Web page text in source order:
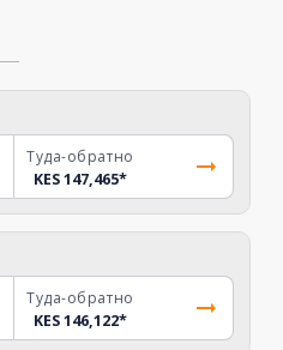
Туда-обратно
KES 147,465*
Туда-обратно
KES 146,122*